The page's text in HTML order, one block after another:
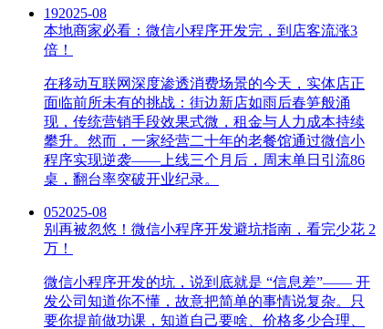
192025-08
本地商家必看：微信小程序开发完，到店客流涨3
倍！
在移动互联网深度渗透消费场景的今天，实体店正
面临前所未有的挑战：街边新店如雨后春笋般涌
现，传统营销手段效果式微，租金与人力成本持续
攀升。然而，一家经营二十年的老餐馆通过微信小
程序实现逆袭——上线三个月后，周末单日引流86
桌，翻台率突破开业纪录。
052025-08
别再被忽悠！微信小程序开发避坑指南，看完少花 2
万！
微信小程序开发的坑，说到底就是 “信息差”—— 开
发公司知道你不懂，故意把简单的事情说复杂。只
要你提前做功课，知道自己要啥、价格多少合理、